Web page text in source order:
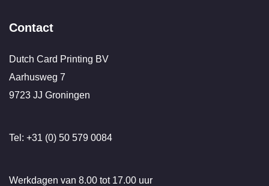
Contact
Dutch Card Printing BV
Aarhusweg 7
9723 JJ Groningen
Tel: +31 (0) 50 579 0084
Werkdagen van 8.00 tot 17.00 uur